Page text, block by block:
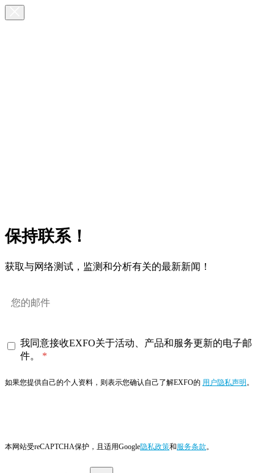
保持联系！
获取与网络测试，监测和分析有关的最新新闻！
我同意接收EXFO关于活动、产品和服务更新的电子邮
件。
如果您提供自己的个人资料，则表示您确认自己了解EXFO的 用户隐私声明 。
本网站受reCAPTCHA保护，且适用Google隐私政策和服务条款。